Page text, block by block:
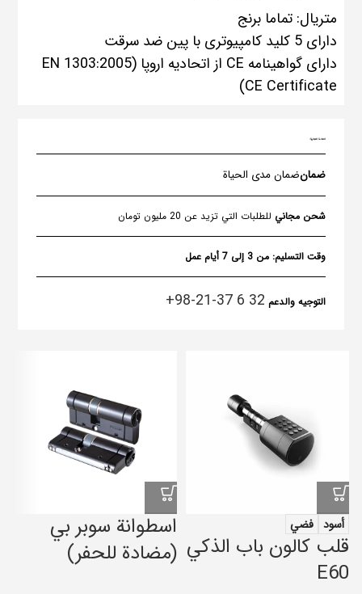
متریال: تماما برنج
دارای 5 کلید کامپیوتری با پین ضد سرقت
دارای گواهینامه CE از اتحادیه اروپا (EN 1303:2005
CE Certificate)
العلامة التجارية:
ضمانضمان مدى الحياة
شحن مجاني للطلبات التي تزيد عن 20 مليون تومان
وقت التسليم: من 3 إلى 7 أيام عمل
التوجيه والدعم 32 6 37-21-98+
أسود فضي
قلب كالون باب الذكي
E60
اسطوانة سوبر بي
(مضادة للحفر)